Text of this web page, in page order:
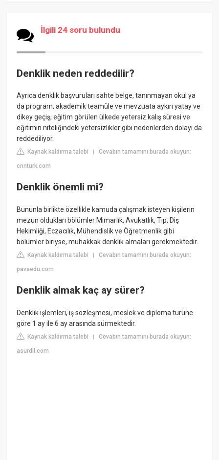
İlgili 24 soru bulundu
Denklik neden reddedilir?
Ayrıca denklik başvuruları sahte belge, tanınmayan okul ya
da program, akademik teamüle ve mevzuata aykırı yatay ve
dikey geçiş, eğitim görülen ülkede yetersiz kalış süresi ve
eğitimin niteliğindeki yetersizlikler gibi nedenlerden dolayı da
reddediliyor.
Kaynak kaldırma talebi |Cevabın tamamını burada okuyun:
cnnturk.com
Denklik önemli mi?
Bununla birlikte özellikle kamuda çalışmak isteyen kişilerin
mezun oldukları bölümler Mimarlık, Avukatlık, Tıp, Diş
Hekimliği, Eczacılık, Mühendislik ve Öğretmenlik gibi
bölümler biriyse, muhakkak denklik almaları gerekmektedir.
Kaynak kaldırma talebi |Cevabın tamamını burada okuyun:
pavaedu.com
Denklik almak kaç ay sürer?
Denklik işlemleri, iş sözleşmesi, meslek ve diploma türüne
göre 1 ay ile 6 ay arasında sürmektedir.
Kaynak kaldırma talebi |Cevabın tamamını burada okuyun:
asurdil.com